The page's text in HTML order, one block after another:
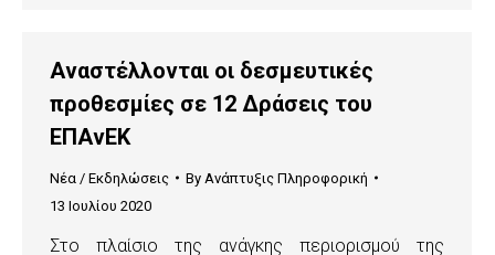
Αναστέλλονται οι δεσμευτικές
προθεσμίες σε 12 Δράσεις του
ΕΠΑνΕΚ
Νέα / Εκδηλώσεις By Ανάπτυξις Πληροφορική
13 Ιουλίου 2020
Στο πλαίσιο της ανάγκης περιορισμού της